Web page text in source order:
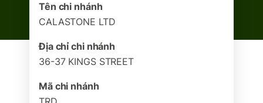
Tên chi nhánh
CALASTONE LTD
Địa chỉ chi nhánh
36-37 KINGS STREET
Mã chi nhánh